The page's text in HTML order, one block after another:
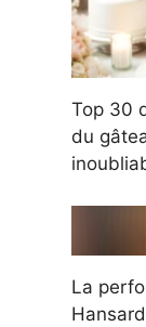
Top 30
du
La